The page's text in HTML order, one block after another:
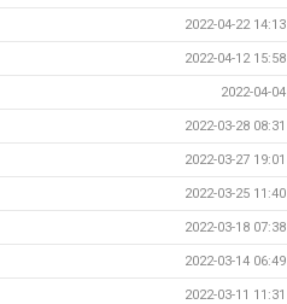
2022-04-22 14:13
2022-04-12 15:58
2022-04-04
2022-03-28 08:31
2022-03-27 19:01
2022-03-25 11:40
2022-03-18 07:38
2022-03-14 06:49
2022-03-11 11:31